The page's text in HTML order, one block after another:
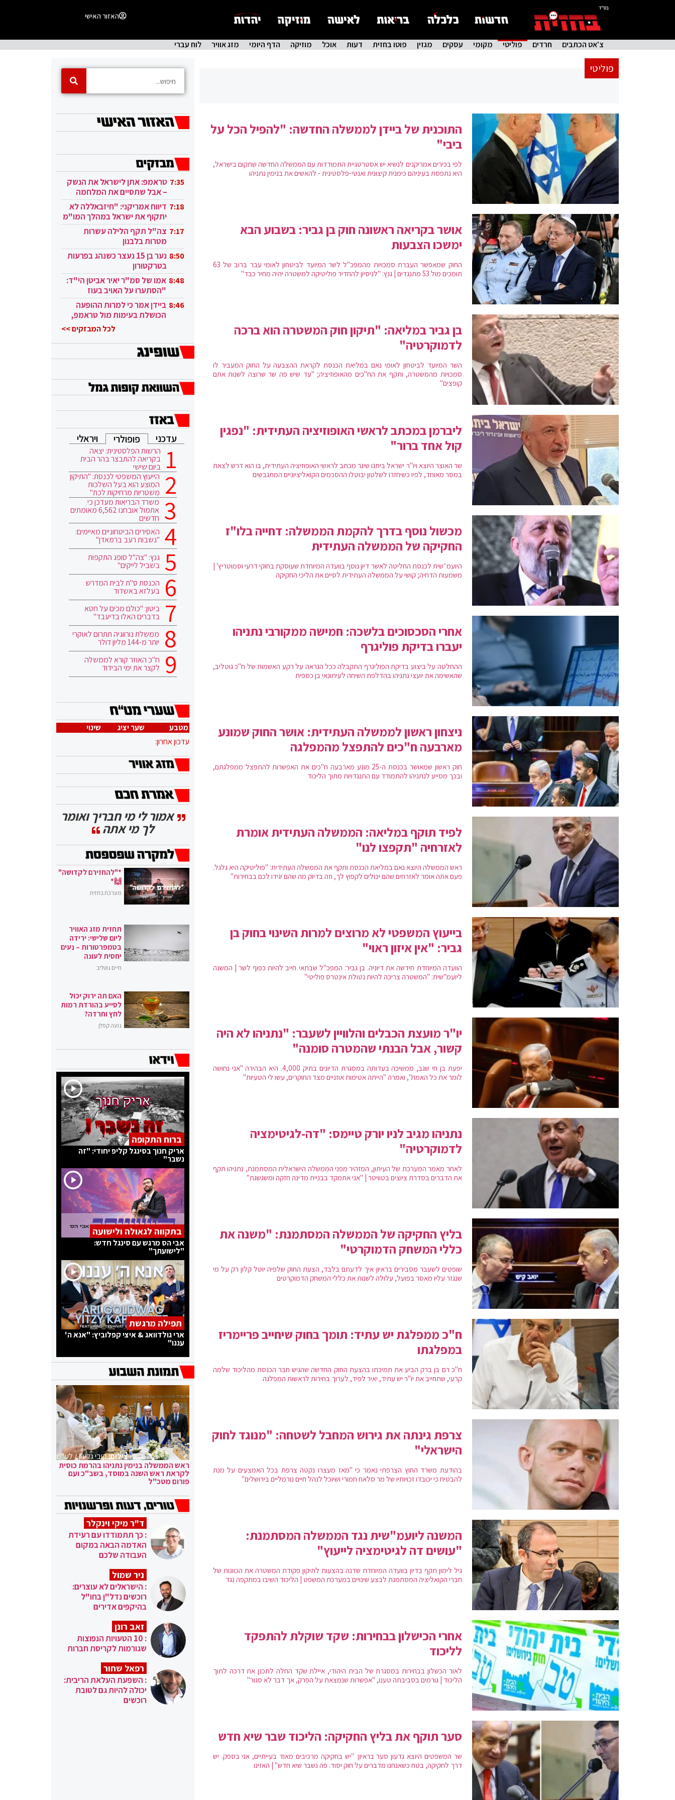
בס"ד
האזור האישי
צ'אט הכתבים חרדים פוליטי מקומי עסקים מגזין פוטו בחזית דעות אוכל מוזיקה הדף היומי מזג אוויר לוח עברי
פוליטי
התוכנית של ביידן לממשלה החדשה: "להפיל הכל על
ביבי"
לפי בכירים אמריקנים לנשיא יש אסטרטגיית התמודדות עם הממשלה החדשה שתקום בישראל,
היא נתפסת בעיניהם כימנית קיצונית ואנטי-פלסטינית - להאשים את בנימין נתניהו
אושר בקריאה ראשונה חוק בן גביר: בשבוע הבא
ימשכו הצבעות
החוק שמאפשר העברת סמכויות מהמפכ"ל לשר המיועד לביטחון לאומי עבר ברוב של 63
תומכים מול 53 מתנגדים | גנץ: "לניסיון להחדיר פוליטיקה למשטרה יהיה מחיר כבד"
בן גביר במליאה: "תיקון חוק המשטרה הוא ברכה
לדמוקרטיה"
השר המיועד לביטחון לאומי נאם במליאת הכנסת לקראת ההצבעה על החוק המעביר לו
סמכויות מהמשטרה, ותקף את הח"כים מהאופוזיציה; "עד שיש פה שר שרוצה לשנות אתם
קופצים"
ליברמן במכתב לראשי האופוזיציה העתידית: "נפגין
קול אחד ברור"
שר האוצר היוצא ויו"ר ישראל ביתנו שיגר מכתב לראשי האופוזיציה העתידית, בו הוא דרש לצאת
במסר מאוחד, לפיו כשיחזרו לשלטון יבוטלו ההסכמים הקואליציוניים המתגבשים
מכשול נוסף בדרך להקמת הממשלה: דחייה בלו"ז
החקיקה של הממשלה העתידית
היועמ״שית לכנסת החליטה לאשר דיון נוסף בוועדה המיוחדת שעוסקת בחוקי דרעי וסמוטריץ' |
משמעות הדחיה; קושי על הממשלה העתידית לסיים את הליכי החקיקה
אחרי הסכסוכים בלשכה: חמישה ממקורבי נתניהו
יעברו בדיקת פוליגרף
ההחלטה על ביצוע בדיקת הפוליגרף התקבלה ככל הנראה על רקע האשמות של ח"כ גוטליב,
שהאשימה את יועצי נתניהו בהדלפת השיחה לעיתונאי בן כספית
ניצחון ראשון לממשלה העתידית: אושר החוק שמונע
מארבעה ח"כים להתפצל מהמפלגה
חוק ראשון שמאושר בכנסת ה-25 מונע מארבעה ח"כים את האפשרות להתפצל ממפלגתם,
ובכך מסייע לנתניהו להתמודד עם התנגדויות מתוך הליכוד
לפיד תוקף במליאה: הממשלה העתידית אומרת
לאזרחיה "תקפצו לנו"
ראש הממשלה היוצא נאם במליאת הכנסת ותקף את הממשלה העתידית: "פוליטיקה היא גלגל.
פעם אתה אומר לאזרחים שהם יכולים לקפוץ לך, וזה בדיוק מה שהם יגידו לכם בבחירות"
בייעוץ המשפטי לא מרוצים למרות השינוי בחוק בן
גביר: "אין איזון ראוי"
הוועדה המיוחדת חידשה את דיוניה. בן גביר: המפכ"ל שבתאי חייב להיות כפוף לשר | המשנה
ליועמ"שית: "המשטרה צריכה להיות נטולת אינטרס פוליטי"
יו"ר מועצת הכבלים והלוויין לשעבר: "נתניהו לא היה
קשור, אבל הבנתי שהמטרה סומנה"
יפעת בן חי שגב, ממשיכה בעדותה במסגרת הדיונים בתיק 4,000. היא הבהירה "אני נחושה
לומר את כל האמת", ואמרה "הייתה אטימות אוזניים מצד החוקרים, עשו לי הטעיות"
נתניהו מגיב לניו יורק טיימס: "דה-לגיטימציה
לדמוקרטיה"
לאחר מאמר המערכת של העיתון, המזהיר מפני הממשלה הישראלית המסתמנת, נתניהו תקף
את הדברים בסדרת ציוצים בטוויטר | "אני אתמקד בבניית מדינה חזקה ומשגשגת"
בליץ החקיקה של הממשלה המסתמנת: "משנה את
כללי המשחק הדמוקרטי"
שופטים לשעבר מסבירים בראיון איך לדעתם בלבד, הצעת החוק שלפיה יוטל קלון רק על מי
שנגזר עליו מאסר בפועל, עלולה לשנות את כללי המשחק הדמוקרטים
ח"כ ממפלגת יש עתיד: תומך בחוק שיחייב פריימריז
במפלגתו
ח"כ רם בן ברק הביע את תמיכתו בהצעת החוק החדשה שהגיש חבר הכנסת מהליכוד שלמה
קרעי, שתחייב את יו"ר יש עתיד, יאיר לפיד, לערוך בחירות לראשות המפלגה
צרפת גינתה את גירוש המחבל לשטחה: "מנוגד לחוק
הישראלי"
בהודעת משרד החוץ הצרפתי נאמר כי "מאז מעצרו נקטה צרפת בכל האמצעים על מנת
להבטיח כי יכובדו זכויותיו של מר סלאח חמורי ושיוכל לנהל חיים נורמליים בירושלים"
המשנה ליועמ"שית נגד הממשלה המסתמנת:
"עושים דה לגיטימציה לייעוץ"
גיל לימון תקף בדיון בוועדה המיוחדת שדנה בהצעות לתיקון פקודת המשטרה את הכוונות של
חברי הקואליציה המסתמנת לבצע שינויים במערכת המשפט | הליכוד השיבו במתקפה נגד
אחרי הכישלון בבחירות: שקד שוקלת להתפקד
לליכוד
לאור הכשלון בבחירות במסגרת של הבית היהודי, איילת שקד החלה לתכנן את דרכה לתוך
הליכוד | גורמים בסביבתה טענו, "אפשרות שנמצאת על הפרק, אך דבר לא סגור"
סער תוקף את בליץ החקיקה: הליכוד שבר שיא חדש
שר המשפטים היוצא גדעון סער בראיון: "יש בחקיקה מרכיבים מאוד בעייתיים, אני בספק. יש
דרך לחקיקה, בטח כשאנחנו מדברים על חוק יסוד. פה נשבר שיא חדש" | האזינו
7:35 טראמפ: אתן לישראל את הנשק
– אבל שתסיים את המלחמה
בעזה 7:18 דיווח אמריקני: "חיזבאללה לא
יתקוף את ישראל במהלך המו"מ
בקטאר" 7:17 צה"ל תקף הלילה עשרות
מטרות בלבנון
8:50
נער בן 15 נעצר כשנהג בפרעות
בטרקטורון
8:48 אמו של סמ"ר יאיר אביטן הי"ד:
"הסתערו על האויב בעוז
ובגבורה" 8:46 ביידן אמר כי למרות ההופעה
הכושלת בעימות מול טראמפ,
לכל המבזקים >>
עדכני פופולרי ויראלי
הרשות הפלסטינית: יצאה
בקריאה להתבצר בהר הבית
ביום שישי
הייעוץ המשפטי לכנסת: "התיקון
המוצע הוא בעל השלכות
משטריות מרחיקות לכת"
משרד הבריאות מעדכן כי
אתמול אובחנו 6,562 מאומתים
חדשים
האסירים הביטחוניים מאיימים:
"נשבות רעב ברמאדן"
גנץ: "צה"ל סופג התקפות
בשביל לייקים"
הכנסת ס"ת לבית המדרש
בעלזא באשדוד
ביטון: "כולם מכים על חטא
בדברים האלו בדיעבד"
ממשלת נורווגיה תתרום לאוקרי
יותר מ-144 מליון דולר
ח"כ האוזר קורא לממשלה
לקצר את ימי הבידוד
מטבע שער יציג
שינוי
עדכון אחרון:
אמור לי מי חבריך ואומר
לך מי אתה
*"להחזירם לקדושה"
🙌*
מערכת בחזית
תחזית מזג האוויר
ליום שלישי: ירידה
בטמפרטורות – נעים
יחסית לעונה
חיים גוטליב
האם תה ירוק יכול
לסייע בהורדת רמות
לחץ וחרדה?
נועה קפלן
ברוח התקופה
אריק חנוך בסינגל קליפ יחודי: "זה
נשבר"
בתקווה לגאולה ולישועה
אבי הס מרגש עם סינגל חדש:
"לישועתך"
תפילה מרגשת
ארי גולדוואג & איצי קפלוביץ: "אנא ה'
עננו"
צילום:קובי גדעון / לע"מ
ראש הממשלה בנימין נתניהו בהרמת כוסית
לקראת ראש השנה במוסד, בשב"כ ועם
פורום מטכ"ל
ד"ר מיקי וינקלר
: כך תתמודדו עם רעידת
האדמה הבאה במקום
העבודה שלכם
ניר שמול
: הישראלים לא עוצרים:
רוכשים נדל"ן בחו"ל
בהיקפים אדירים
זאב רונן
: 10 הטעויות הנפוצות
שגורמות לקריסת חברות
רפאל שחור
: השפעת העלאת הריבית:
יכולה להיות גם לטובת
רוכשים